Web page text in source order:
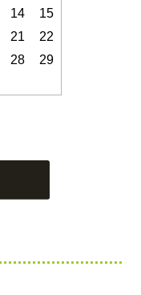
14
15
21
22
28
29